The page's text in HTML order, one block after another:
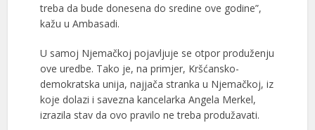
treba da bude donesena do sredine ove godine”,
kažu u Ambasadi.
U samoj Njemačkoj pojavljuje se otpor produženju
ove uredbe. Tako je, na primjer, Kršćansko-
demokratska unija, najjača stranka u Njemačkoj, iz
koje dolazi i savezna kancelarka Angela Merkel,
izrazila stav da ovo pravilo ne treba produžavati.